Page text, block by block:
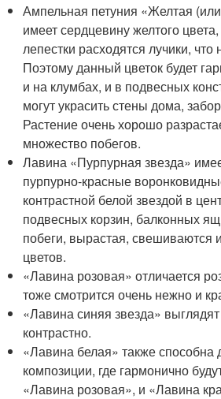
Ампельная петуния «Желтая
имеет сердцевину желтого
лепестки расходятся лучики, что
Поэтому данный цветок будет
и на клумбах, и в подвесных
могут украсить стены дома,
Растение очень хорошо
множество побегов.
Лавина «Пурпурная звезда»
пурпурно-красные
контрастной белой звездой в
подвесных корзин, балконных
побеги, вырастая, свешиваются
цветов.
«Лавина розовая» отличается
тоже смотрится очень нежно и
«Лавина синяя звезда»
контрастно.
«Лавина белая» также способна
композиции, где гармонично
«Лавина розовая», и «Лавина